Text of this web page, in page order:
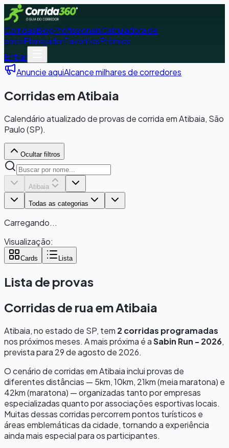
CorridasBlogProfissionaisCalculadora de
pacePlanejadorFavoritosPrêmios
Entrar
Anuncie aquiAlcance milhares de corredores
Corridas em Atibaia
Calendário atualizado de provas de corrida em Atibaia, São
Paulo (SP).
Ocultar filtros
Atibaia
Todas as categorias
Carregando...
Visualização:
Cards Lista
Lista de provas
Corridas de rua emAtibaia
Atibaia, no estado de SP, tem 2 corridas programadas
nos próximos meses. A mais próxima é aSabin Run - 2026,
prevista para 29 de agosto de 2026.
O cenário de corridas emAtibaiainclui provas de
diferentes distâncias — 5km, 10km, 21km (meia maratona) e
42km (maratona) — organizadas tanto por empresas
especializadas quanto por associações esportivas locais.
Muitas dessas corridas percorrem pontos turísticos e
áreas emblemáticas da cidade, tornando a experiência
ainda mais especial para os participantes.